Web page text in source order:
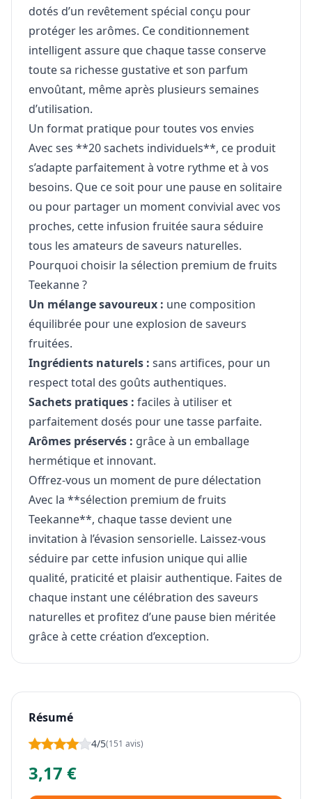
dotés d’un revêtement spécial conçu pour
protéger les arômes. Ce conditionnement
intelligent assure que chaque tasse conserve
toute sa richesse gustative et son parfum
envoûtant, même après plusieurs semaines
d’utilisation.
Un format pratique pour toutes vos envies
Avec ses **20 sachets individuels**, ce produit
s’adapte parfaitement à votre rythme et à vos
besoins. Que ce soit pour une pause en solitaire
ou pour partager un moment convivial avec vos
proches, cette infusion fruitée saura séduire
tous les amateurs de saveurs naturelles.
Pourquoi choisir la sélection premium de fruits
Teekanne ?
Un mélange savoureux : une composition
équilibrée pour une explosion de saveurs
fruitées.
Ingrédients naturels : sans artifices, pour un
respect total des goûts authentiques.
Sachets pratiques : faciles à utiliser et
parfaitement dosés pour une tasse parfaite.
Arômes préservés : grâce à un emballage
hermétique et innovant.
Offrez-vous un moment de pure délectation
Avec la **sélection premium de fruits
Teekanne**, chaque tasse devient une
invitation à l’évasion sensorielle. Laissez-vous
séduire par cette infusion unique qui allie
qualité, praticité et plaisir authentique. Faites de
chaque instant une célébration des saveurs
naturelles et profitez d’une pause bien méritée
grâce à cette création d’exception.
Résumé
4/5(151 avis)
3,17 €